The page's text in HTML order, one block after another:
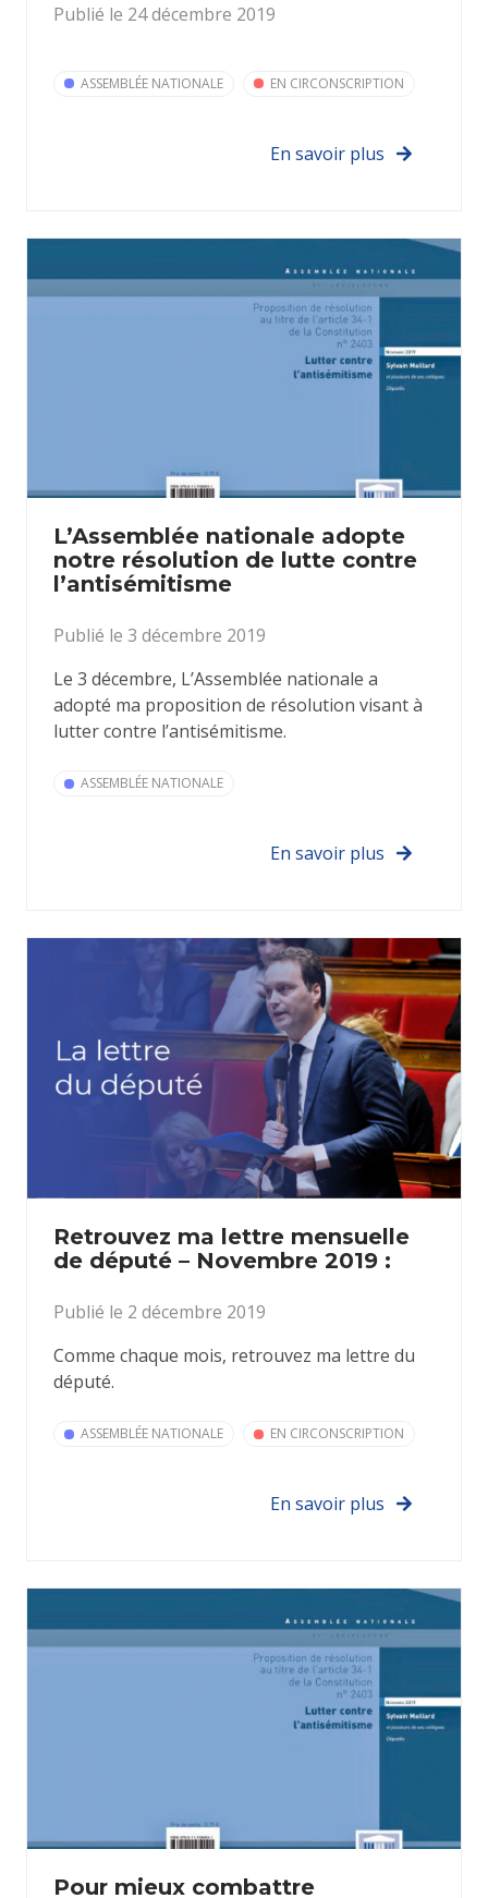
Publié le 24 décembre 2019
ASSEMBLÉE NATIONALE EN CIRCONSCRIPTION
En savoir plus
L’Assemblée nationale adopte
notre résolution de lutte contre
l’antisémitisme
Publié le 3 décembre 2019
Le 3 décembre, L’Assemblée nationale a
adopté ma proposition de résolution visant à
lutter contre l’antisémitisme.
ASSEMBLÉE NATIONALE
En savoir plus
Retrouvez ma lettre mensuelle
de député – Novembre 2019 :
Publié le 2 décembre 2019
Comme chaque mois, retrouvez ma lettre du
député.
ASSEMBLÉE NATIONALE EN CIRCONSCRIPTION
En savoir plus
Pour mieux combattre